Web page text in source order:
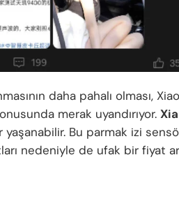
daha pahalı olması,
merak uyandırıyor.
Bu parmak izi
nedeniyle de ufak bir fiyat